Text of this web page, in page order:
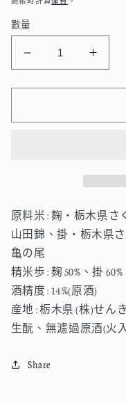
數量
の
ッ
ク
720ml
數
量
減
少
の
ラ
ッ
ク
數
量
增
加
原料米 : 麹・栃木県さ
山田錦、掛・栃木県
亀の尾
精米歩 : 麹 50%、掛 60%
酒精度 : 14%(原酒)
産地 : 栃木県 (株)せん
生酛、無濾過原酒(火
Share